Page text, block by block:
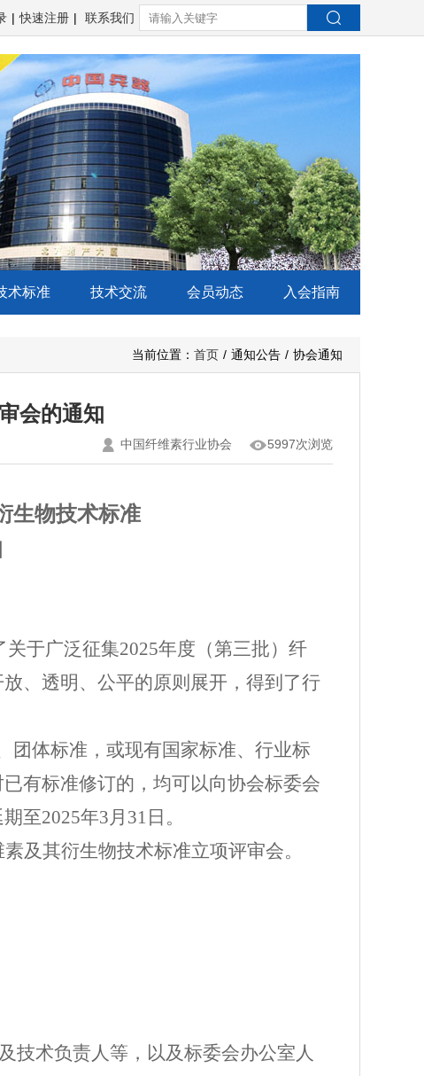
| 快速注册 | 联系我们
术标准 技术交流 会员动态 入会指南
当前位置： 首页 / 通知公告 / 协会通知
会的通知
中国纤维素行业协会 5997次浏览
生物技术标准
关于广泛征集2025年度（第三批）纤
、透明、公平的原则 展开， 得到了行
团体标准，或现有国家标准、行业标
有标准修订的，均可以向协会标委会
至2025年3月31日。
及其衍生物技术标准立项评审会。
技术负责人等，以及标委会办公室人